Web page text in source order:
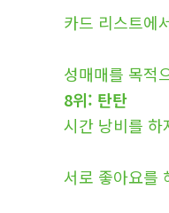
카드 리스트에
성매매를 목적
8위: 탄탄
시간 낭비를 하
서로 좋아요를